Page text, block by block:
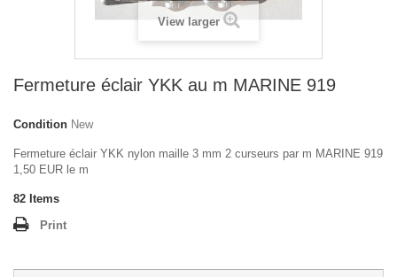
View larger
Fermeture éclair YKK au m MARINE 919
Condition New
Fermeture éclair YKK nylon maille 3 mm 2 curseurs par m MARINE 919
1,50 EUR le m
82 Items
Print